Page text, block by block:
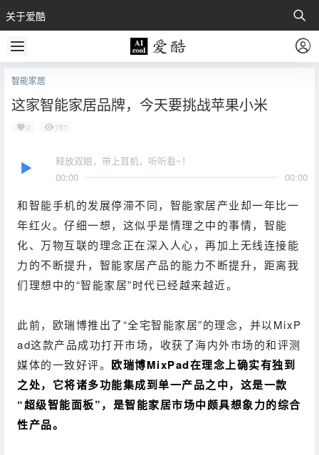
关于爱酷
智能家居
这家智能家居品牌，今天要挑战苹果小米
0 757
释放双眼，带上耳机，听听看~！
00:00
00:00
和智能手机的发展停滞不同，智能家居产业却一年比一
年红火。 仔细一想，这似乎是情理之中的事情，智能
化、万物互联的理念正在深入人心，再加上无线连接能
力的不断提升，智能家居产品的能力不断提升，距离我
们理想中的“智能家居”时代已经越来越近。
此前，欧瑞博推出了“全宅智能家居”的理念，并以MixP
ad这款产品成功打开市场，收获了海内外市场的和评测
媒体的一致好评。 欧瑞博MixPad在理念上确实有独到
之处，它将诸多功能集成到单一产品之中，这是一款
“超级智能面板”，是智能家居市场中颇具想象力的综合
性产品。